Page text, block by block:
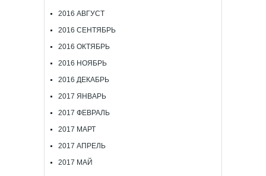
2016 АВГУСТ
2016 СЕНТЯБРЬ
2016 ОКТЯБРЬ
2016 НОЯБРЬ
2016 ДЕКАБРЬ
2017 ЯНВАРЬ
2017 ФЕВРАЛЬ
2017 МАРТ
2017 АПРЕЛЬ
2017 МАЙ